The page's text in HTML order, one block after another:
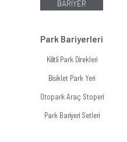
BARİYER
Park Bariyerleri
Kilitli Park Direkleri
Bisiklet Park Yeri
Otopark Araç Stoperi
Park Bariyeri Setleri